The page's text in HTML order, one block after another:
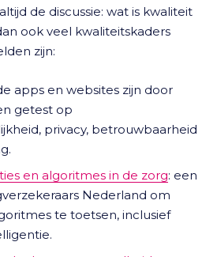
de discussie: wat is kwaliteit
ook veel kwaliteitskaders
zijn:
apps en websites zijn door
getest op
privacy, betrouwbaarheid
en algoritmes in de zorg: een
Nederland om
te toetsen, inclusief